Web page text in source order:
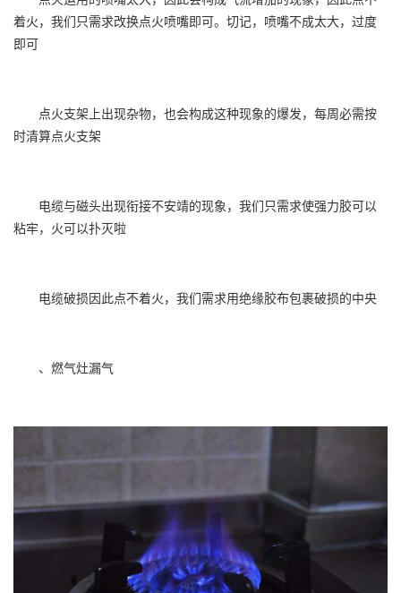
着火，我们只需求改换点火喷嘴即可。切记，喷嘴不成太大，过度
即可
点火支架上出现杂物，也会构成这种现象的爆发，每周必需按
时清算点火支架
电缆与磁头出现衔接不安靖的现象，我们只需求使强力胶可以
粘牢，火可以扑灭啦
电缆破损因此点不着火，我们需求用绝缘胶布包裹破损的中央
、燃气灶漏气